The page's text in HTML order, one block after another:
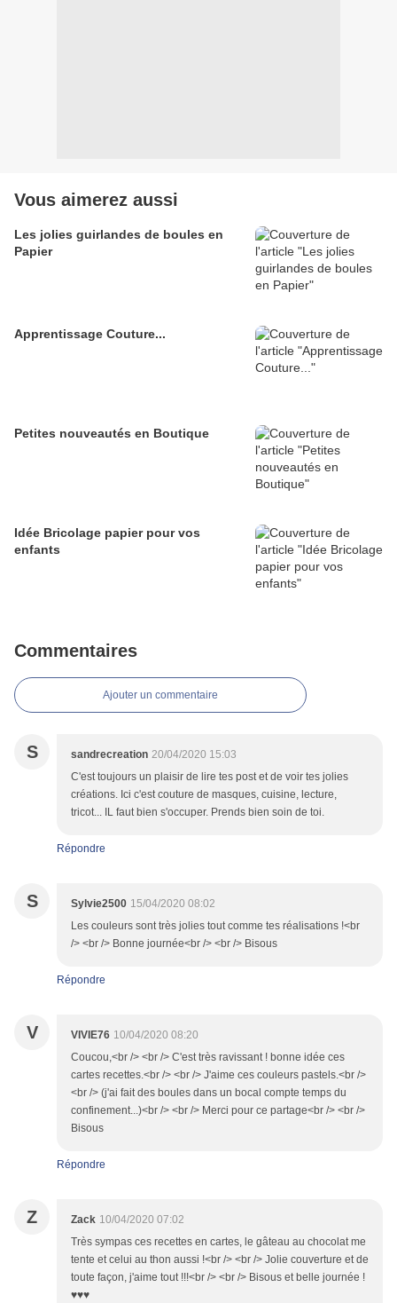
Vous aimerez aussi
Les jolies guirlandes de boules en
Papier
Apprentissage Couture...
Petites nouveautés en Boutique
Idée Bricolage papier pour vos
enfants
Commentaires
Ajouter un commentaire
S sandrecreation 20/04/2020 15:03
C'est toujours un plaisir de lire tes post et de voir tes jolies
créations. Ici c'est couture de masques, cuisine, lecture,
tricot... IL faut bien s'occuper. Prends bien soin de toi.
Répondre
S Sylvie2500 15/04/2020 08:02
Les couleurs sont très jolies tout comme tes réalisations !<br
/> <br /> Bonne journée<br /> <br /> Bisous
Répondre
V VIVIE76 10/04/2020 08:20
Coucou,<br /> <br /> C'est très ravissant ! bonne idée ces
cartes recettes.<br /> <br /> J'aime ces couleurs pastels.<br />
<br /> (j'ai fait des boules dans un bocal compte temps du
confinement...)<br /> <br /> Merci pour ce partage<br /> <br />
Bisous
Répondre
Z Zack 10/04/2020 07:02
Très sympas ces recettes en cartes, le gâteau au chocolat me
tente et celui au thon aussi !<br /> <br /> Jolie couverture et de
toute façon, j'aime tout !!!<br /> <br /> Bisous et belle journée !
♥♥♥